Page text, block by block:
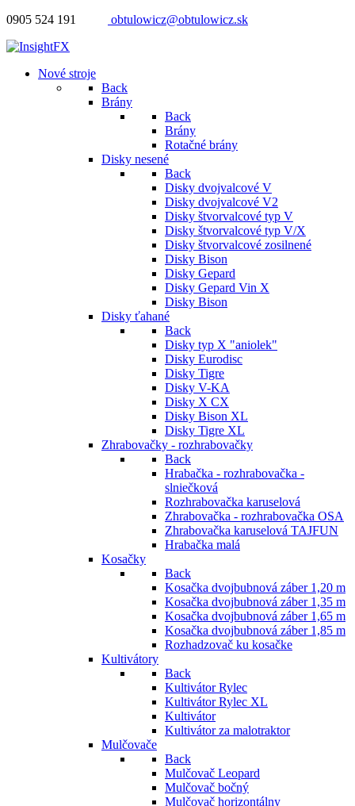
0905 524 191 obtulowicz@obtulowicz.sk
Nové stroje
Back
Brány
Back
Brány
Rotačné brány
Disky nesené
Back
Disky dvojvalcové V
Disky dvojvalcové V2
Disky štvorvalcové typ V
Disky štvorvalcové typ V/X
Disky štvorvalcové zosilnené
Disky Bison
Disky Gepard
Disky Gepard Vin X
Disky Bison
Disky ťahané
Back
Disky typ X "aniolek"
Disky Eurodisc
Disky Tigre
Disky V-KA
Disky X CX
Disky Bison XL
Disky Tigre XL
Zhrabovačky - rozhrabovačky
Back
Hrabačka - rozhrabovačka -
slniečková
Rozhrabovačka karuselová
Zhrabovačka - rozhrabovačka OSA
Zhrabovačka karuselová TAJFUN
Hrabačka malá
Kosačky
Back
Kosačka dvojbubnová záber 1,20 m
Kosačka dvojbubnová záber 1,35 m
Kosačka dvojbubnová záber 1,65 m
Kosačka dvojbubnová záber 1,85 m
Rozhadzovač ku kosačke
Kultivátory
Back
Kultivátor Rylec
Kultivátor Rylec XL
Kultivátor
Kultivátor za malotraktor
Mulčovače
Back
Mulčovač Leopard
Mulčovač bočný
Mulčovač horizontálny